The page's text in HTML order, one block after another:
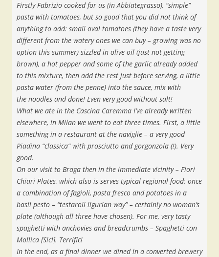
Firstly Fabrizio cooked for us (in Abbiategrasso), “simple”
pasta with tomatoes, but so good that you did not think of
anything to add: small oval tomatoes (they have a taste very
different from the watery ones we can buy – growing was no
option this summer) sizzled in olive oil (just not getting
brown), a hot pepper and some of the garlic already added
to this mixture, then add the rest just before serving, a little
pasta water (from the penne) into the sauce, mix with
the noodles and done! Even very good without salt!
What we ate in the Cascina Caremma I’ve already written
elsewhere, in Milan we went to eat three times. First, a little
something in a restaurant at the naviglie – a very good
Piadina “classica” with prosciutto and gorgonzola (!). Very
good.
On our visit to Braga then in the immediate vicinity – Fiori
Chiari Plates, which also is serves typical regional food: once
a combination of fagioli, pasta fresco and potatoes in a
basil pesto – “testaroli ligurian way” – certainly no woman’s
plate (although all three have chosen). For me, very tasty
spaghetti with anchovies and breadcrumbs – Spaghetti con
Mollica [Sic!]. Terrific!
In the end, as a final dinner we dined in a converted brewery